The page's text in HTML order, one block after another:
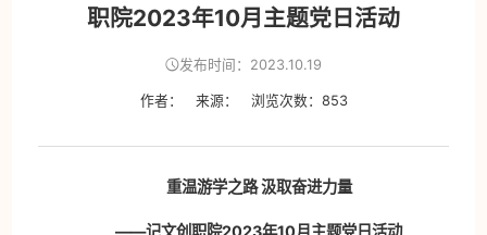
职院2023年10月主题党日活动
发布时间：2023.10.19
作者： 来源： 浏览次数： 853
重温游学之路 汲取奋进力量
——记文创职院2023年10月主题党日活动